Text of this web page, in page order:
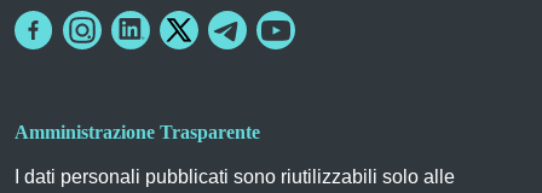
Amministrazione Trasparente
I dati personali pubblicati sono riutilizzabili solo alle